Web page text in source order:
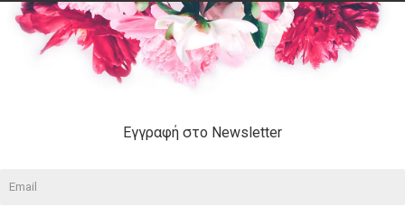
Εγγραφή στο Newsletter